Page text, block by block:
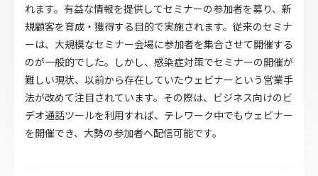
れます。有益な情報を提供してセミナーの参加者を募り、新
規顧客を育成・獲得する目的で実施されます。従来のセミナ
ーは、大規模なセミナー会場に参加者を集合させて開催する
のが一般的でした。しかし、感染症対策でセミナーの開催が
難しい現状、以前から存在していたウェビナーという営業手
法が改めて注目されています。その際は、ビジネス向けのビ
デオ通話ツールを利用すれば、テレワーク中でもウェビナー
を開催でき、大勢の参加者へ配信可能です。